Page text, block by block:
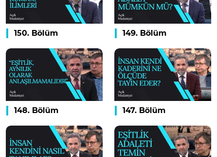
150. Bölüm 149. Bölüm
148. Bölüm 147. Bölüm